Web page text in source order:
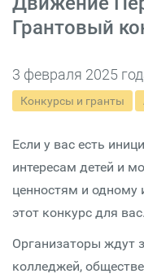
Грантовый
3 февраля 2025
Конкурсы и гранты
Если у вас есть
интересам детей и
ценностям и одному
этот конкурс для вас.
Организаторы ждут
колледжей,